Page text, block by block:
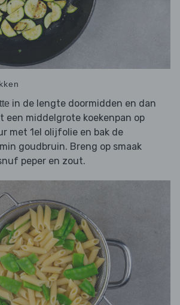
in de lengte doormidden en dan
een middelgrote koekenpan op
met 1el olijfolie en bak de
goudbruin. Breng op smaak
peper en zout.